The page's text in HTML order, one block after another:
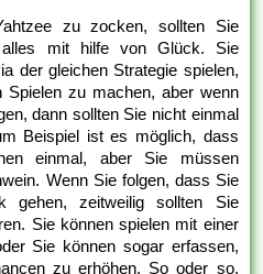
zu zocken, sollten Sie
mit hilfe von Glück. Sie
der gleichen Strategie spielen,
zu machen, aber wenn
dann sollten Sie nicht einmal
Beispiel ist es möglich, dass
einmal, aber Sie müssen
Wenn Sie folgen, dass Sie
gehen, zeitweilig sollten Sie
Sie können spielen mit einer
Sie können sogar erfassen,
zu erhöhen. So oder so,